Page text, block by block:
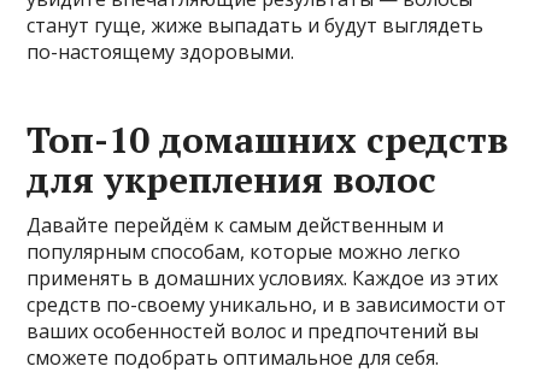
станут гуще, жиже выпадать и будут выглядеть
по-настоящему здоровыми.
Топ-10 домашних средств
для укрепления волос
Давайте перейдём к самым действенным и
популярным способам, которые можно легко
применять в домашних условиях. Каждое из этих
средств по-своему уникально, и в зависимости от
ваших особенностей волос и предпочтений вы
сможете подобрать оптимальное для себя.